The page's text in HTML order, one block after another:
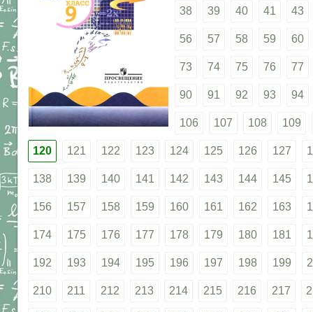
38 39 40 41 43
56 57 58 59 60
73 74 75 76 77
90 91 92 93 94
106 107 108 109
120 121 122 123 124 125 126 127
138 139 140 141 142 143 144 145
156 157 158 159 160 161 162 163
174 175 176 177 178 179 180 181
192 193 194 195 196 197 198 199
210 211 212 213 214 215 216 217